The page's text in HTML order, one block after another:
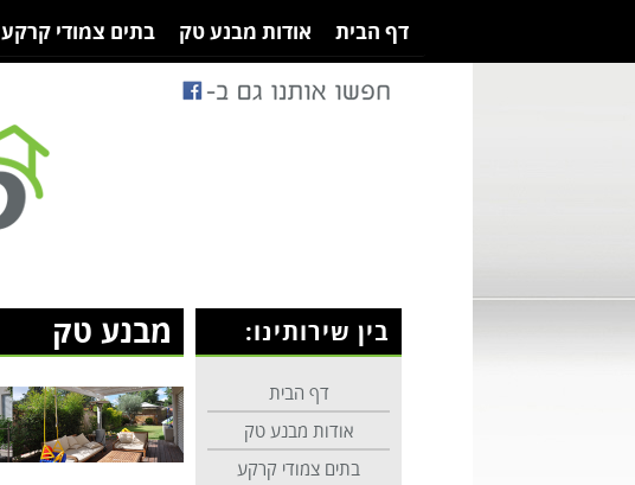
דף הבית אודות מבנע טק בתים צמודי קרקע
מבנע טק בין שירותינו:
דף הבית
אודות מבנע טק
בתים צמודי קרקע